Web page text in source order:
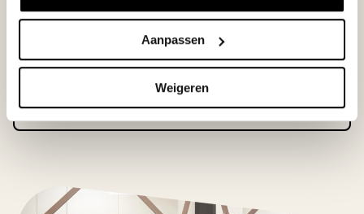
Aanpassen
Weigeren
Klantenservice
Neem contact op